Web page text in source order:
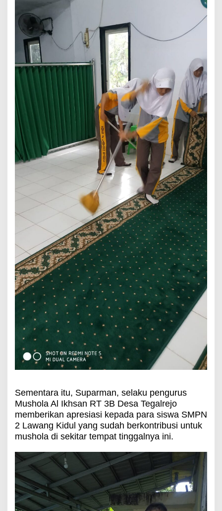
Sementara itu, Suparman, selaku pengurus
Mushola Al Ikhsan RT 3B Desa Tegalrejo
memberikan apresiasi kepada para siswa SMPN
2 Lawang Kidul yang sudah berkontribusi untuk
mushola di sekitar tempat tinggalnya ini.